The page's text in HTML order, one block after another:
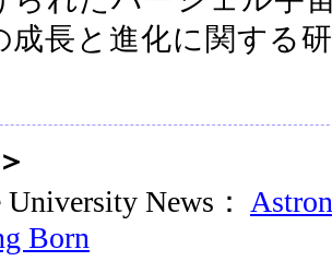
成長と進化に関する
University News：
Born